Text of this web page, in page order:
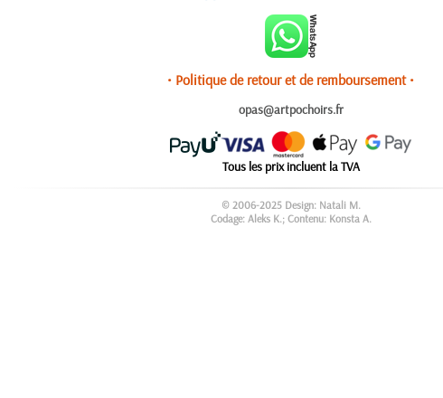
• Politique de retour et de remboursement •
opas@artpochoirs.fr
Tous les prix incluent la TVA
© 2006-2025 Design: Natali M.
Codage: Aleks K.; Contenu: Konsta A.